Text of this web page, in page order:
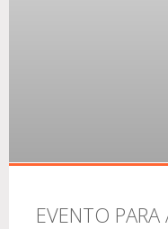
EVENTO PARA